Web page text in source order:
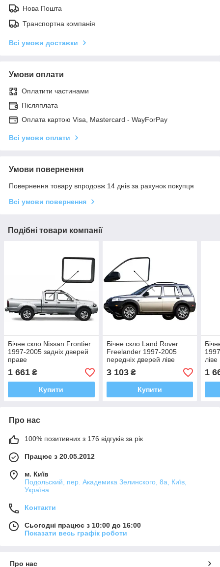
Нова Пошта
Транспортна компанія
Всі умови доставки
Умови оплати
Оплатити частинами
Післяплата
Оплата картою Visa, Mastercard - WayForPay
Всі умови оплати
Умови повернення
Повернення товару впродовж 14 днів за рахунок покупця
Всі умови повернення
Подібні товари компанії
Бічне скло Nissan Frontier
1997-2005 задніх дверей
праве
1 661 ₴
Купити
Бічне скло Land Rover
Freelander 1997-2005
передніх дверей ліве
3 103₴
Купити
ліве
1
Про нас
100% позитивних з 176 відгуків за рік
Працює з 20.05.2012
м. Київ
Подольский, пер. Академика Зелинского, 8а, Київ,
Україна
Контакти
Сьогодні працює з 10:00 до 16:00
Показати весь графік роботи
Про нас